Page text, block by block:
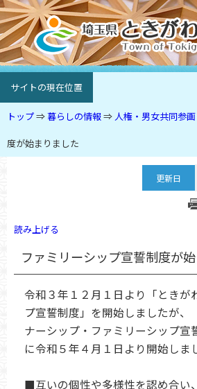
サイトの現在位置
トップ⇒暮らしの情報⇒ 人権・男女共同参画
度が始まりました
更新日
読み上げる
ファミリーシップ宣誓制度が
令和３年１２月１日より「ときが
プ宣誓制度」を開始しましたが、
ナーシップ・ファミリーシップ宣
に令和５年４月１日より開始しま
■互いの個性や多様性を認め合い